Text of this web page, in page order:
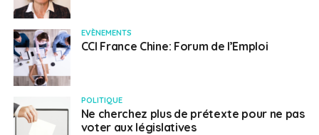
EVÈNEMENTS
CCI France Chine: Forum de l’Emploi
POLITIQUE
Ne cherchez plus de prétexte pour ne pas
voter aux législatives